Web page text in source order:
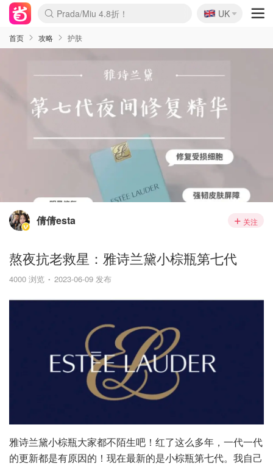
麦卢卡蜂蜜夏促！个位数！
Prada/Miu 4.8折！
啥？必胜客披萨5折！
🇬🇧
UK
首页 攻略 护肤
倩倩esta 关注
熬夜抗老救星：雅诗兰黛小棕瓶第七代
4000 浏览 2023-06-09 发布
雅诗兰黛小棕瓶大家都不陌生吧！红了这么多年，一代一代
的更新都是有原因的！现在最新的是小棕瓶第七代。我自己